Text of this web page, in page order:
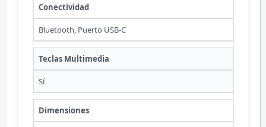
Conectividad
Bluetooth, Puerto USB-C
Teclas Multimedia
Sí
Dimensiones